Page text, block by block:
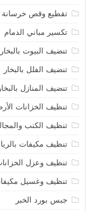
تقطيع وقص خرسانة
تكسير مباني الدمام
تنضيف البيوت بالبخار
تنضيف الفلل بالبخار
تنضيف المنازل بالبخار
تنظيف الخزانات
تنظيف الكنب
تنظيف مكيفات
تنظيف وعزل
تنظيف وغسيل
جبس بورد الخبر